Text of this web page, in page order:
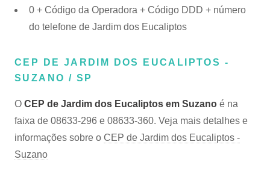
0 + Código da Operadora + Código DDD + número
do telefone de Jardim dos Eucaliptos
CEP DE JARDIM DOS EUCALIPTOS -
SUZANO / SP
O CEP de Jardim dos Eucaliptos em Suzano é na
faixa de 08633-296 e 08633-360. Veja mais detalhes e
informações sobre o CEP de Jardim dos Eucaliptos -
Suzano